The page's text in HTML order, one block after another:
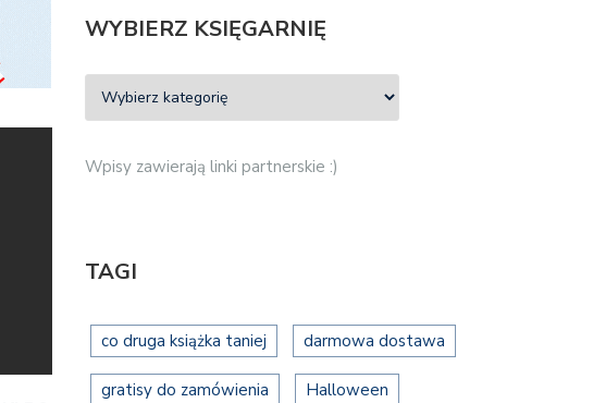
WYBIERZ KSIĘGARNIĘ
Wpisy zawierają linki partnerskie :)
TAGI
co druga książka taniej darmowa dostawa
gratisy do zamówienia Halloween